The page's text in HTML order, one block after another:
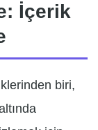
İçerik
biri,